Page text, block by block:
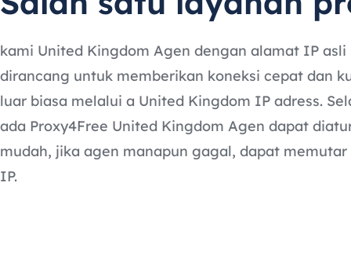
kami United Kingdom Agen dengan alamat IP asli
dirancang untuk memberikan koneksi cepat dan
luar biasa melalui a United Kingdom IP adress.
ada Proxy4Free United Kingdom Agen dapat
mudah, jika agen manapun gagal, dapat
IP.